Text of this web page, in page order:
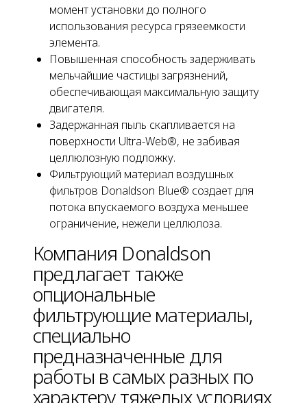
момент установки до полного
использования ресурса грязеемкости
элемента.
Повышенная способность задерживать
мельчайшие частицы загрязнений,
обеспечивающая максимальную защиту
двигателя.
Задержанная пыль скапливается на
поверхности Ultra-Web®, не забивая
целлюлозную подложку.
Фильтрующий материал воздушных
фильтров Donaldson Blue® создает для
потока впускаемого воздуха меньшее
ограничение, нежели целлюлоза.
Компания Donaldson
предлагает также
опциональные
фильтрующие материалы,
специально
предназначенные для
работы в самых разных по
характеру тяжелых условиях